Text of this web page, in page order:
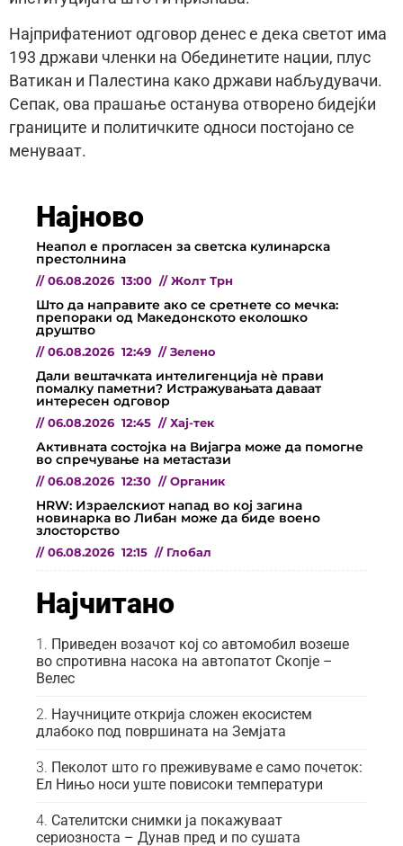
Најприфатениот одговор денес е дека светот има
193 држави членки на Обединетите нации, плус
Ватикан и Палестина како држави набљудувачи.
Сепак, ова прашање останува отворено бидејќи
границите и политичките односи постојано се
менуваат.
Најново
Неапол е прогласен за светска кулинарска
престолнина
// 06.08.2026 13:00 // Жолт Трн
Што да направите ако се сретнете со мечка:
препораки од Македонското еколошко
друштво
// 06.08.2026 12:49 // Зелено
Дали вештачката интелигенција нè прави
помалку паметни? Истражувањата даваат
интересен одговор
// 06.08.2026 12:45 // Хај-тек
Активната состојка на Вијагра може да помогне
во спречување на метастази
// 06.08.2026 12:30 // Органик
HRW: Израелскиот напад во кој загина
новинарка во Либан може да биде воено
злосторство
// 06.08.2026 12:15 // Глобал
Најчитано
Приведен возачот кој со автомобил возеше
во спротивна насока на автопатот Скопје –
Велес
Научниците открија сложен екосистем
длабоко под површината на Земјата
Пеколот што го преживуваме е само почеток:
Ел Нињо носи уште повисоки температури
Сателитски снимки ја покажуваат
сериозноста – Дунав пред и по сушата